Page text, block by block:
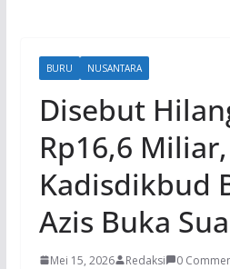
BURU NUSANTARA
Disebut
Rp16,6 Miliar,
Kadisdikbud
Azis Buka
Mei 15, 2026 Redaksi 0